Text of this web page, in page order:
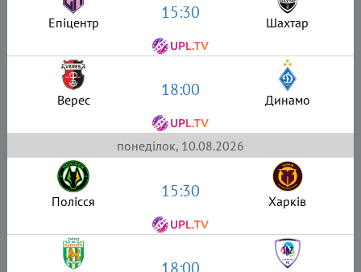
Епіцентр 15:30 Шахтар
Верес 18:00 Динамо
понеділок, 10.08.2026
Полісся 15:30 Харків
18:00